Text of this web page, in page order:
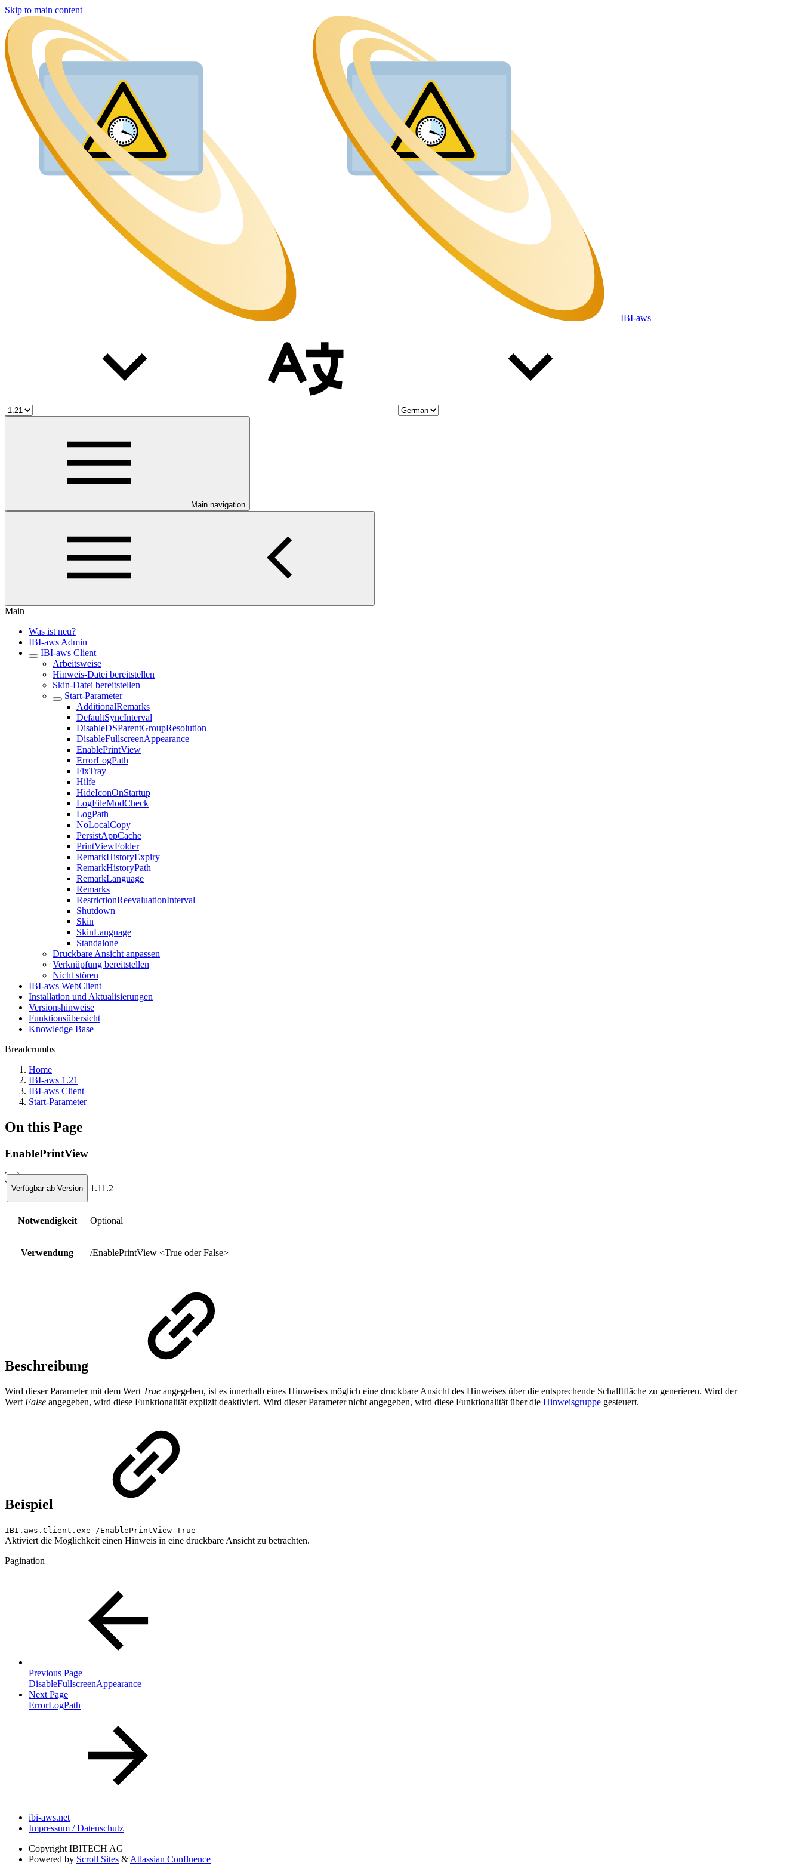
Skip to main content
IBI-aws
Main navigation
Main
Was ist neu?
IBI-aws Admin
IBI-aws Client
Arbeitsweise
Hinweis-Datei bereitstellen
Skin-Datei bereitstellen
Start-Parameter
AdditionalRemarks
DefaultSyncInterval
DisableDSParentGroupResolution
DisableFullscreenAppearance
EnablePrintView
ErrorLogPath
FixTray
Hilfe
HideIconOnStartup
LogFileModCheck
LogPath
NoLocalCopy
PersistAppCache
PrintViewFolder
RemarkHistoryExpiry
RemarkHistoryPath
RemarkLanguage
Remarks
RestrictionReevaluationInterval
Shutdown
Skin
SkinLanguage
Standalone
Druckbare Ansicht anpassen
Verknüpfung bereitstellen
Nicht stören
IBI-aws WebClient
Installation und Aktualisierungen
Versionshinweise
Funktionsübersicht
Knowledge Base
Breadcrumbs
Home
IBI-aws 1.21
IBI-aws Client
Start-Parameter
On this Page
EnablePrintView
Verfügbar ab Version 1.11.2
Notwendigkeit Optional
Verwendung /EnablePrintView <True oder False>
Beschreibung
Wird dieser Parameter mit dem Wert True angegeben, ist es innerhalb eines Hinweises möglich eine druckbare Ansicht des Hinweises über die entsprechende Schalftfläche zu generieren. Wird der
Wert False angegeben, wird diese Funktionalität explizit deaktiviert. Wird dieser Parameter nicht angegeben, wird diese Funktionalität über die Hinweisgruppe gesteuert.
Beispiel
IBI.aws.Client.exe /EnablePrintView True
Aktiviert die Möglichkeit einen Hinweis in eine druckbare Ansicht zu betrachten.
Pagination
Previous Page
DisableFullscreenAppearance
Next Page
ErrorLogPath
ibi-aws.net
Impressum / Datenschutz
Copyright IBITECH AG
Powered by Scroll Sites & Atlassian Confluence